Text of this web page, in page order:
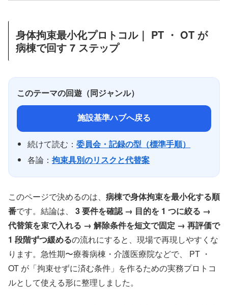
身体拘束最小化プロトコル｜ PT ・ OT が
病棟で回す 7 ステップ
このテーマの回遊（同ジャンル）
施設基準ハブへ戻る
続けて読む：委員会・記録の型（標準手順）
各論：拘束具別のリスクと代替案
このページで決めるのは、 病棟で身体拘束を最小化する順
番です。結論は、
3 要件を確認 → 目的を 1 つに絞る →
代替策を束で入れる → 解除条件を短文で固定 → 再評価で
1 段階ずつ緩めるの流れにすると、現場で再現しやすくな
ります。急性期〜療養病棟・介護医療院などで、 PT ・
OT が「拘束せずに済む条件」を作るための実務プロトコ
ルとして使える形に整理しました。